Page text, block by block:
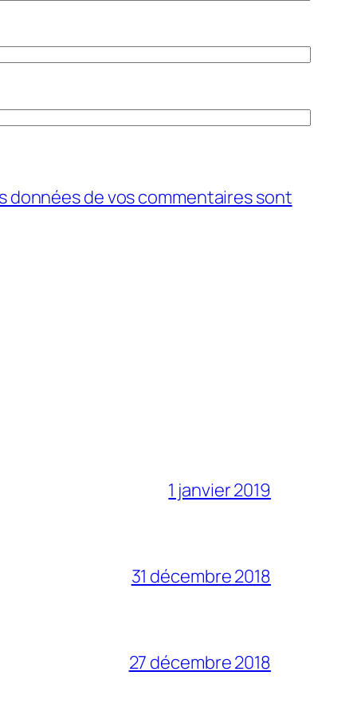
données de vos commentaires sont
1 janvier 2019
31 décembre 2018
27 décembre 2018